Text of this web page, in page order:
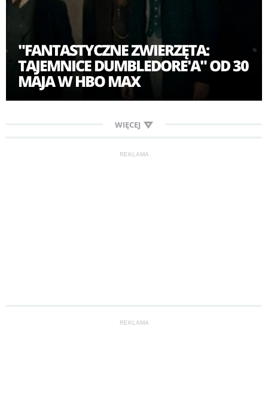
"FANTASTYCZNE ZWIERZĘTA:
TAJEMNICE DUMBLEDORE'A" OD 30
MAJA W HBO MAX
WIĘCEJ
REKLAMA
REKLAMA